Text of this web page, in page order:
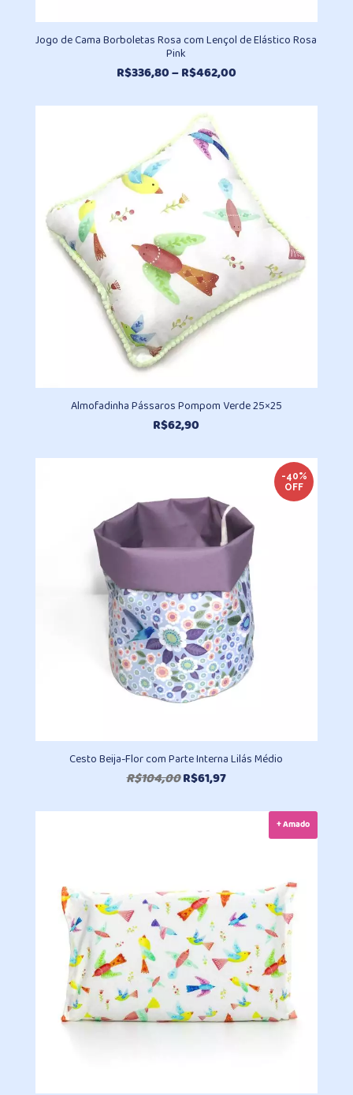
Jogo de Cama Borboletas Rosa com Lençol de Elástico Rosa
Pink
R$336,80–R$462,00Faixa
preço:
R$462,00
Almofadinha Pássaros Pompom Verde 25×25
R$62,90
-40%
OFF
Cesto Beija-Flor com Parte Interna Lilás Médio
R$104,00O
original
R$61,97O
atual
+ Amado